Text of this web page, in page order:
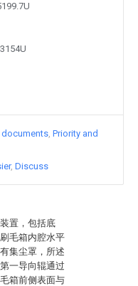
置，包括底
毛箱内腔水平
集尘罩，所述
一导向辊通过
箱前侧表面与
documents Priority and
Discuss